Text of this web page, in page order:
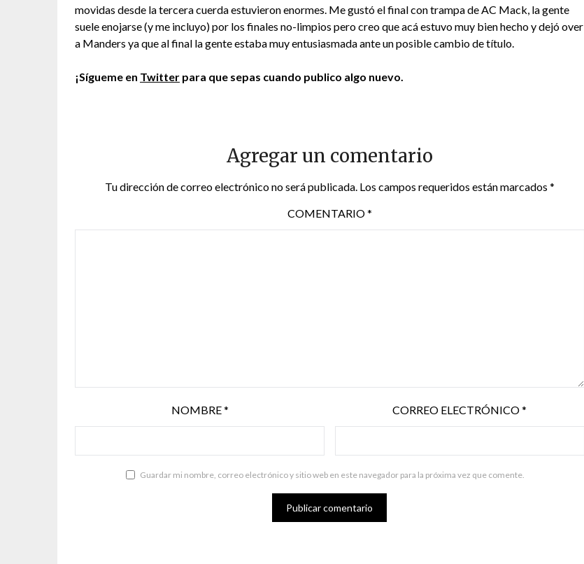
movidas desde la tercera cuerda estuvieron enormes. Me gustó el final con trampa de AC Mack, la gente
suele enojarse (y me incluyo) por los finales no-limpios pero creo que acá estuvo muy bien hecho y dejó over
a Manders ya que al final la gente estaba muy entusiasmada ante un posible cambio de título.
¡Sígueme en Twitter para que sepas cuando publico algo nuevo.
Agregar un comentario
Tu dirección de correo electrónico no será publicada. Los campos requeridos están marcados *
COMENTARIO*
NOMBRE* CORREO ELECTRÓNICO*
Guardar mi nombre, correo electrónico y sitio web en este navegador para la próxima vez que comente.